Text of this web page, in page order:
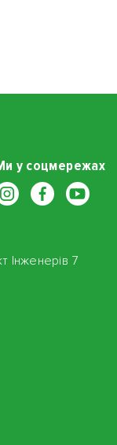
у соцмережах
Інженерів 7